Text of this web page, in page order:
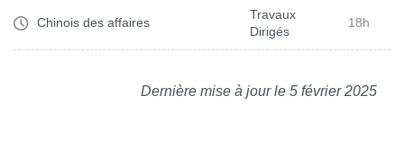
Chinois des affaires
Travaux
Dirigés
18h
Dernière mise à jour le 5 février 2025